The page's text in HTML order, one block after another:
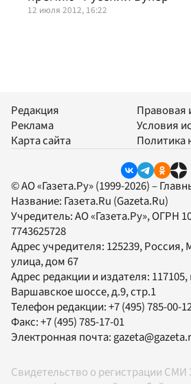
12 июля 2012, 16:22
Редакция
Реклама
Карта сайта
Правовая
Условия
Политика
© АО «Газета.Ру» (1999-2026) –
Название: Газета.Ru (Gazeta.Ru)
Учредитель:АО «Газета.Ру», ОГРН
7743625728
Адрес учредителя: 125239, Россия,
улица, дом 67
Адрес редакции и издателя: 117105,
Варшавское шоссе, д.9, стр.1
Телефон редакции:+7 (495) 785-00-
Факс:+7 (495) 785-17-01
Электронная почта:
Свидетельство о регистрации